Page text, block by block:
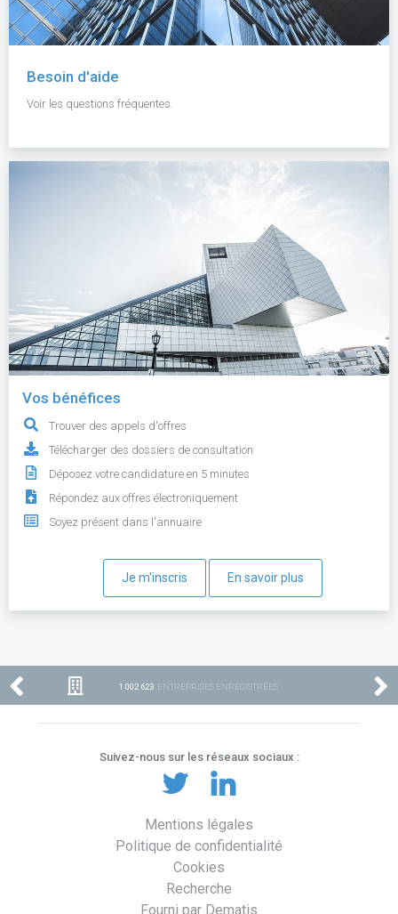
Besoin d'aide
Voir les questions fréquentes.
Vos bénéfices
Trouver des appels d'offres
Télécharger des dossiers de consultation
Déposez votre candidature en 5 minutes
Répondez aux offres électroniquement
Soyez présent dans l'annuaire
Je m'inscris En savoir plus
1 002 623 ENTREPRISES ENREGISTRÉES
Suivez-nous sur les réseaux sociaux :
Mentions légales
Politique de confidentialité
Cookies
Recherche
Fourni par Dematis